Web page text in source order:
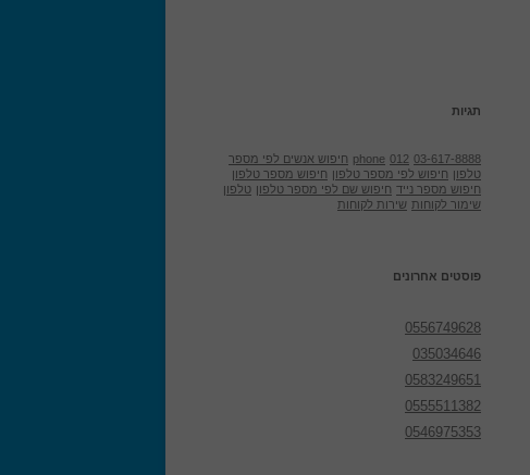
תגיות
03-617-8888
012
phone חיפוש אנשים לפי מספר
טלפון חיפוש לפי מספר טלפון חיפוש מספר טלפון
חיפוש מספר נייד חיפוש שם לפי מספר טלפון טלפון
שימור לקוחות שירות לקוחות
פוסטים אחרונים
0556749628
035034646
0583249651
0555511382
0546975353